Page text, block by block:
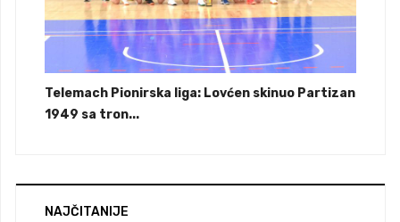
Telemach Pionirska liga: Lovćen skinuo Partizan
1949 sa tron...
NAJČITANIJE